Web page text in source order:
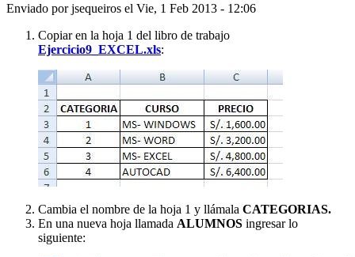
Enviado porjsequeiros el Vie, 1 Feb 2013 - 12:06
Copiar en la hoja 1 del libro de trabajo
Ejercicio9_EXCEL.xls:
Cambia el nombre de la hoja 1 y llámala CATEGORIAS.
En una nueva hoja llamada ALUMNOS ingresar lo
siguiente: